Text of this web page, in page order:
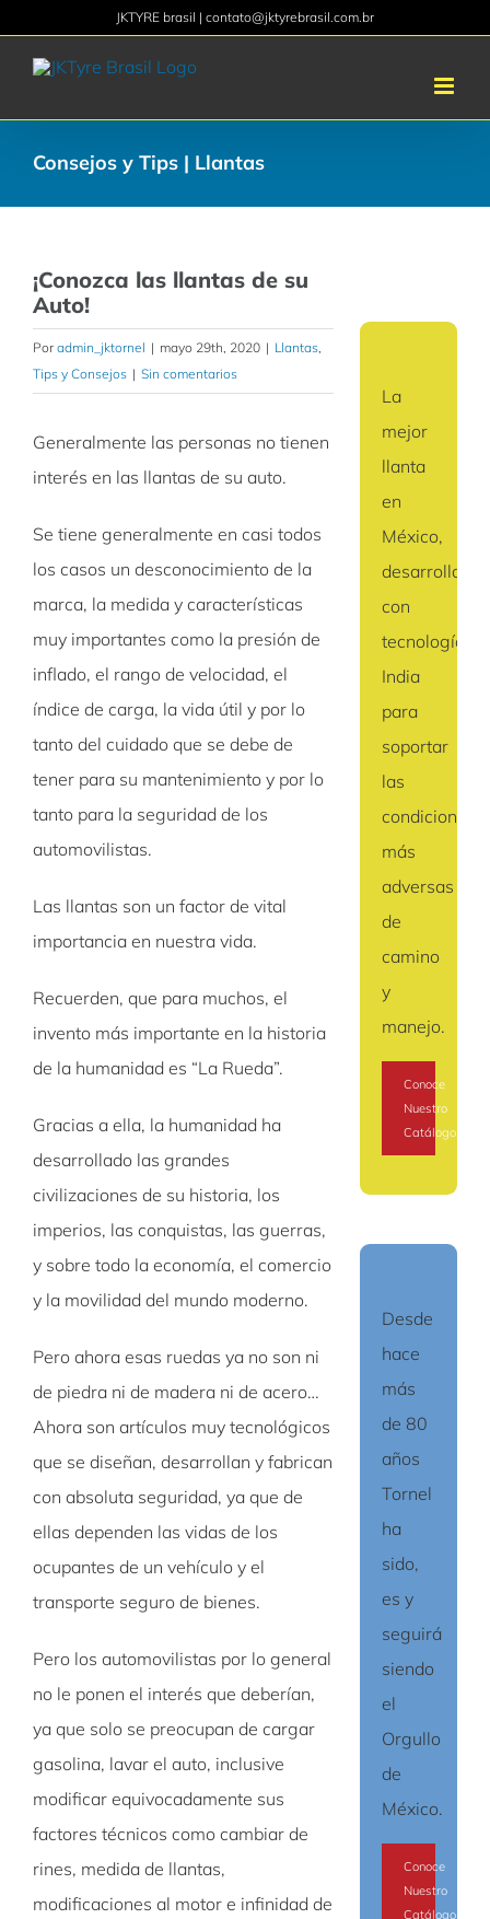
JKTYRE brasil | contato@jktyrebrasil.com.br
Consejos y Tips | Llantas
¡Conozca las llantas de su
Auto!
Por admin_jktornel | mayo 29th, 2020 | Llantas,
Tips y Consejos | Sin comentarios
Generalmente las personas no tienen
interés en las llantas de su auto.
Se tiene generalmente en casi todos
los casos un desconocimiento de la
marca, la medida y características
muy importantes como la presión de
inflado, el rango de velocidad, el
índice de carga, la vida útil y por lo
tanto del cuidado que se debe de
tener para su mantenimiento y por lo
tanto para la seguridad de los
automovilistas.
Las llantas son un factor de vital
importancia en nuestra vida.
Recuerden, que para muchos, el
invento más importante en la historia
de la humanidad es “La Rueda”.
Gracias a ella, la humanidad ha
desarrollado las grandes
civilizaciones de su historia, los
imperios, las conquistas, las guerras,
y sobre todo la economía, el comercio
y la movilidad del mundo moderno.
Pero ahora esas ruedas ya no son ni
de piedra ni de madera ni de acero…
Ahora son artículos muy tecnológicos
que se diseñan, desarrollan y fabrican
con absoluta seguridad, ya que de
ellas dependen las vidas de los
ocupantes de un vehículo y el
transporte seguro de bienes.
Pero los automovilistas por lo general
no le ponen el interés que deberían,
ya que solo se preocupan de cargar
gasolina, lavar el auto, inclusive
modificar equivocadamente sus
factores técnicos como cambiar de
rines, medida de llantas,
modificaciones al motor e infinidad de
La
mejor
llanta
en
México,
desarrollada
con
tecnología
India
para
soportar
las
condiciones
más
adversas
de
camino
y
manejo.
Conoce
Nuestro
Catálogo
Desde
hace
más
de 80
años
Tornel
ha
sido,
es y
seguirá
siendo
el
Orgullo
de
México.
Conoce
Nuestro
Catálogo